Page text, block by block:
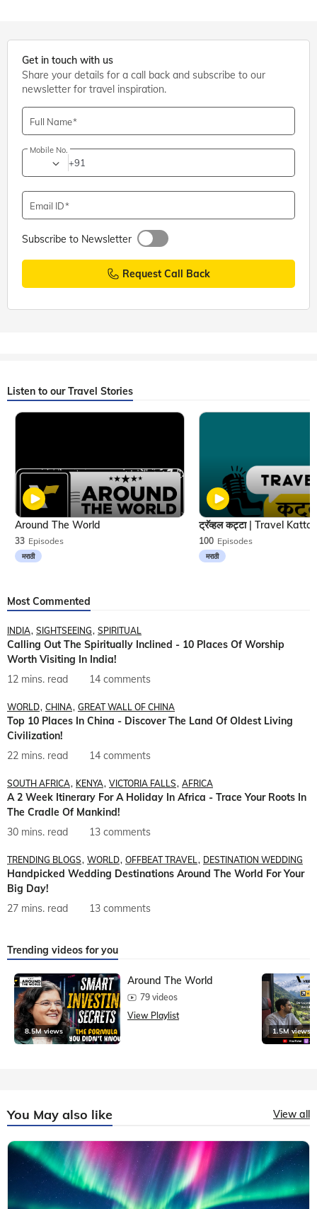
Get in touch with us
Share your details for a call back and subscribe to our
newsletter for travel inspiration.
Full Name
Mobile No.
+91
Email ID
Subscribe to Newsletter
Request Call Back
Listen to our Travel Stories
33 Episodes
मराठी
Around The World
100 Episodes
मराठी
Most Commented
INDIA SIGHTSEEING SPIRITUAL
Calling Out The Spiritually Inclined - 10 Places Of Worship
Worth Visiting In India!
12 mins. read
14 comments
WORLD CHINA GREAT WALL OF CHINA
Top 10 Places In China - Discover The Land Of Oldest Living
Civilization!
22 mins. read
14 comments
SOUTH AFRICA KENYA VICTORIA FALLS AFRICA
A 2 Week Itinerary For A Holiday In Africa - Trace Your Roots In
The Cradle Of Mankind!
30 mins. read
13 comments
TRENDING BLOGS WORLD OFFBEAT TRAVEL DESTINATION WEDDING
Handpicked Wedding Destinations Around The World For Your
Big Day!
27 mins. read
13 comments
Trending videos for you
8.5M views
Around The World
79 videos
View Playlist
1.5M views
You May also like View all